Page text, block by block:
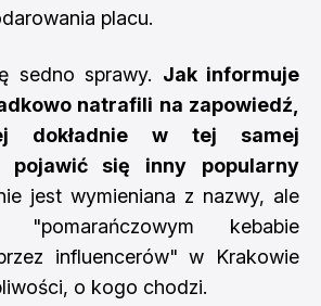
placu.
sedno sprawy. Jak informuje
natrafili na zapowiedź,
dokładnie w tej samej
pojawić się inny popularny
jest wymieniana z nazwy, ale
kebabie
influencerów" w Krakowie
o kogo chodzi.